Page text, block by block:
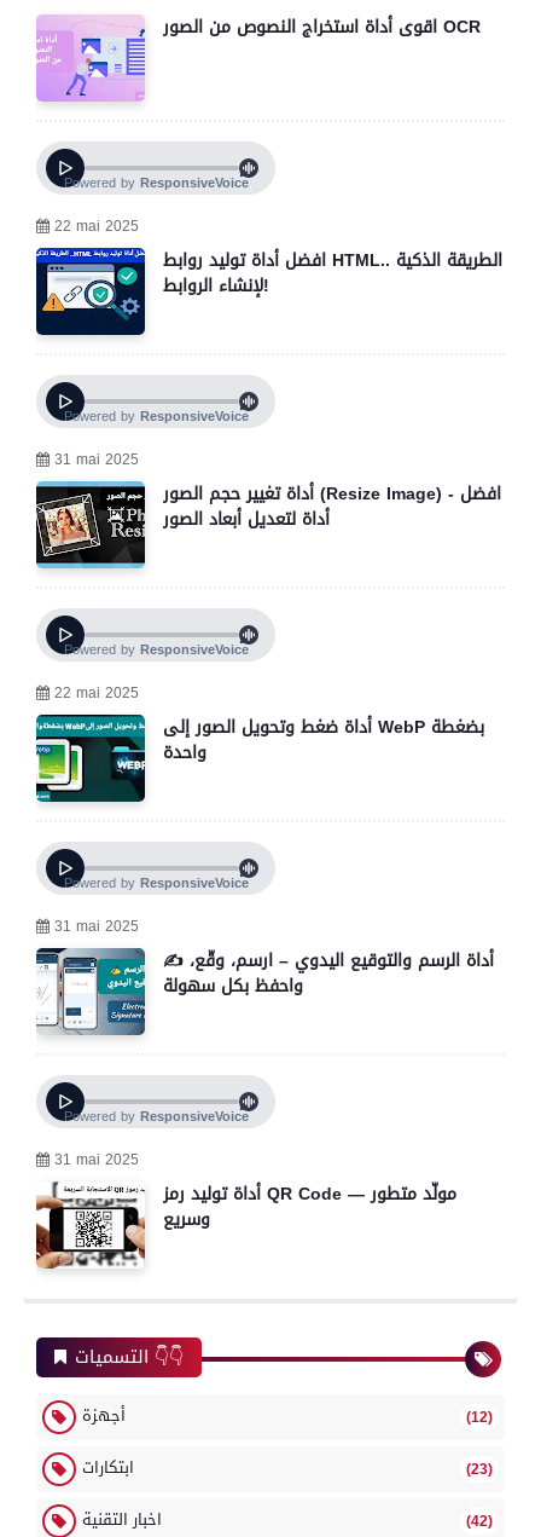
اقوى أداة استخراج النصوص من الصور OCR
22 mai 2025
افضل أداة توليد روابط HTML.. الطريقة الذكية
لإنشاء الروابط!
31 mai 2025
أداة تغيير حجم الصور (Resize Image) - افضل
أداة لتعديل أبعاد الصور
22 mai 2025
أداة ضغط وتحويل الصور إلى WebP بضغطة
واحدة
31 mai 2025
✍️ أداة الرسم والتوقيع اليدوي – ارسم، وقّع،
واحفظ بكل سهولة
31 mai 2025
أداة توليد رمز QR Code — مولّد متطور
وسريع
التسميات 👇👇
أجهزة (12)
ابتكارات (23)
اخبار التقنية (42)